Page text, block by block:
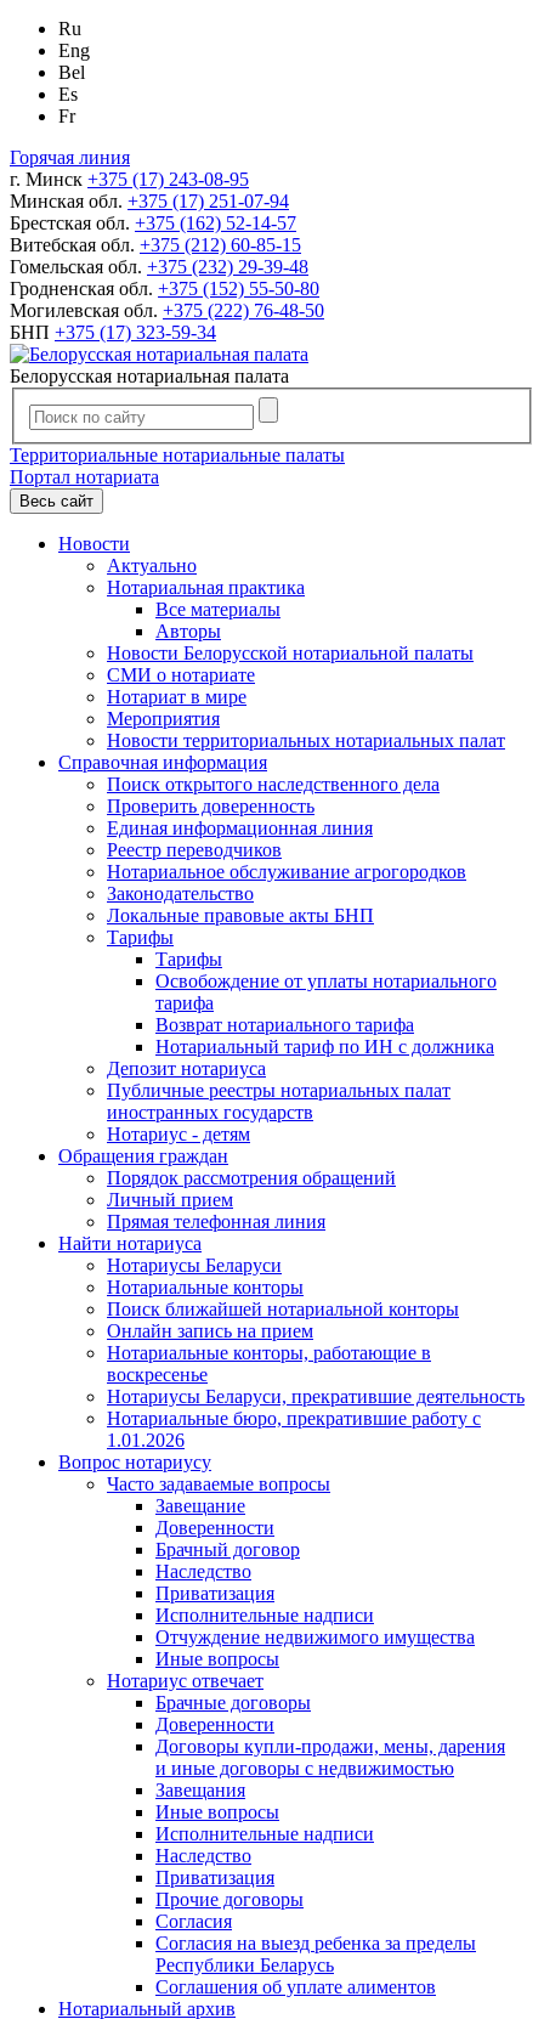
Ru
Eng
Bel
Es
Fr
Горячая линия
г. Минск +375 (17) 243-08-95
Минская обл. +375 (17) 251-07-94
Брестская обл. +375 (162) 52-14-57
Витебская обл. +375 (212) 60-85-15
Гомельская обл. +375 (232) 29-39-48
Гродненская обл. +375 (152) 55-50-80
Могилевская обл. +375 (222) 76-48-50
БНП +375 (17) 323-59-34
Белорусская нотариальная палата
Территориальные нотариальные палаты
Портал нотариата
Весь сайт
Новости
Актуально
Нотариальная практика
Все материалы
Авторы
Новости Белорусской нотариальной палаты
СМИ о нотариате
Нотариат в мире
Мероприятия
Новости территориальных нотариальных палат
Справочная информация
Поиск открытого наследственного дела
Проверить доверенность
Единая информационная линия
Реестр переводчиков
Нотариальное обслуживание агрогородков
Законодательство
Локальные правовые акты БНП
Тарифы
Тарифы
Освобождение от уплаты нотариального
тарифа
Возврат нотариального тарифа
Нотариальный тариф по ИН с должника
Депозит нотариуса
Публичные реестры нотариальных палат
иностранных государств
Нотариус - детям
Обращения граждан
Порядок рассмотрения обращений
Личный прием
Прямая телефонная линия
Найти нотариуса
Нотариусы Беларуси
Нотариальные конторы
Поиск ближайшей нотариальной конторы
Онлайн запись на прием
Нотариальные конторы, работающие в
воскресенье
Нотариусы Беларуси, прекратившие деятельность
Нотариальные бюро, прекратившие работу с
1.01.2026
Вопрос нотариусу
Часто задаваемые вопросы
Завещание
Доверенности
Брачный договор
Наследство
Приватизация
Исполнительные надписи
Отчуждение недвижимого имущества
Иные вопросы
Нотариус отвечает
Брачные договоры
Доверенности
Договоры купли-продажи, мены, дарения
и иные договоры с недвижимостью
Завещания
Иные вопросы
Исполнительные надписи
Наследство
Приватизация
Прочие договоры
Согласия
Согласия на выезд ребенка за пределы
Республики Беларусь
Соглашения об уплате алиментов
Нотариальный архив